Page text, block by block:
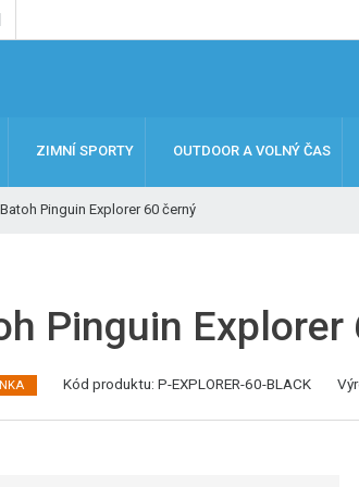
ZIMNÍ SPORTY OUTDOOR A VOLNÝ ČAS
Batoh Pinguin Explorer 60 černý
Pinguin Explorer
Kód produktu: P-EXPLORER-60-BLACK
K